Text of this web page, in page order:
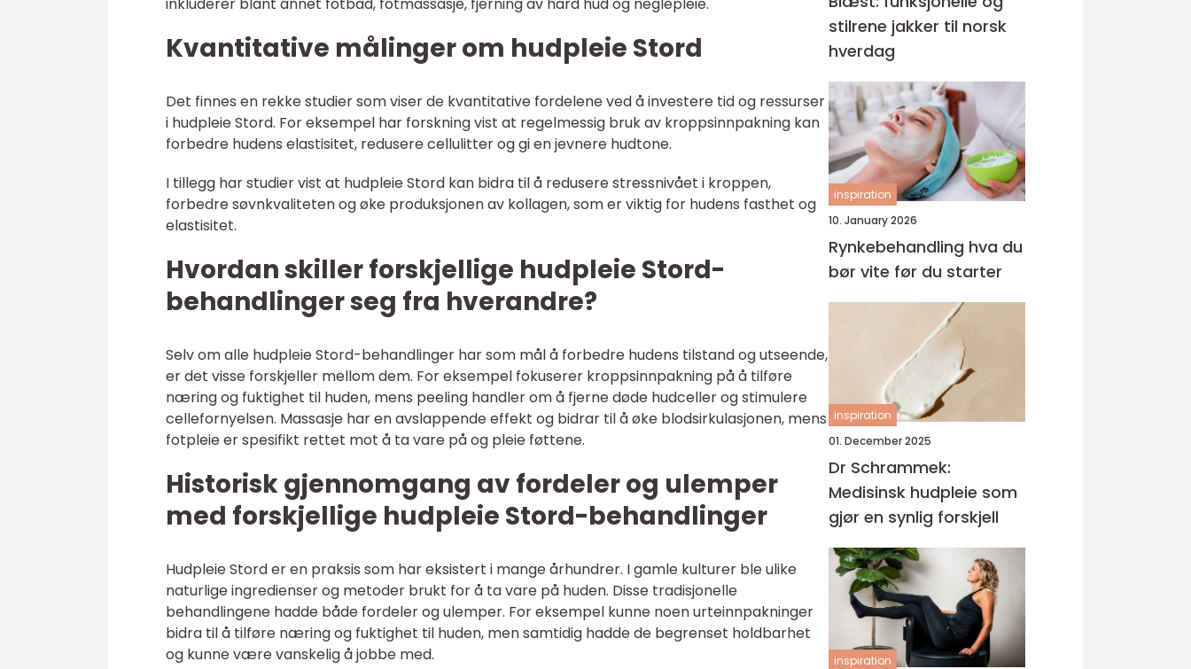
Kvantitative målinger om hudpleie Stord
Det finnes en rekke studier som viser de kvantitative fordelene ved å investere tid og ressurser
i hudpleie Stord. For eksempel har forskning vist at regelmessig bruk av kroppsinnpakning kan
forbedre hudens elastisitet, redusere cellulitter og gi en jevnere hudtone.
I tillegg har studier vist at hudpleie Stord kan bidra til å redusere stressnivået i kroppen,
forbedre søvnkvaliteten og øke produksjonen av kollagen, som er viktig for hudens fasthet og
elastisitet.
Hvordan skiller forskjellige hudpleie Stord-
behandlinger seg fra hverandre?
Selv om alle hudpleie Stord-behandlinger har som mål å forbedre hudens tilstand og utseende,
er det visse forskjeller mellom dem. For eksempel fokuserer kroppsinnpakning på å tilføre
næring og fuktighet til huden, mens peeling handler om å fjerne døde hudceller og stimulere
cellefornyelsen. Massasje har en avslappende effekt og bidrar til å øke blodsirkulasjonen, mens
fotpleie er spesifikt rettet mot å ta vare på og pleie føttene.
Historisk gjennomgang av fordeler og ulemper
med forskjellige hudpleie Stord-behandlinger
Hudpleie Stord er en praksis som har eksistert i mange århundrer. I gamle kulturer ble ulike
naturlige ingredienser og metoder brukt for å ta vare på huden. Disse tradisjonelle
behandlingene hadde både fordeler og ulemper. For eksempel kunne noen urteinnpakninger
bidra til å tilføre næring og fuktighet til huden, men samtidig hadde de begrenset holdbarhet
og kunne være vanskelig å jobbe med.
stilrene jakker til norsk
hverdag
inspiration
10. January 2026
Rynkebehandling hva du
bør vite før du starter
inspiration
01. December 2025
Dr Schrammek:
Medisinsk hudpleie som
gjør en synlig forskjell
inspiration